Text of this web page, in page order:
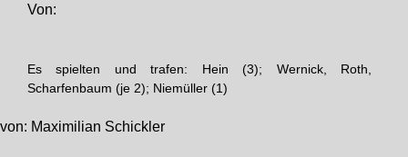
Von:
Es spielten und trafen: Hein (3); Wernick, Roth,
Scharfenbaum (je 2); Niemüller (1)
von: Maximilian Schickler